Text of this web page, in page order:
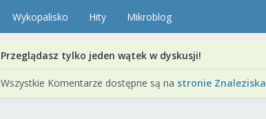
Wykopalisko Hity Mikroblog
Przeglądasz tylko jeden wątek w dyskusji!
Wszystkie Komentarze dostępne są na stronie Znaleziska